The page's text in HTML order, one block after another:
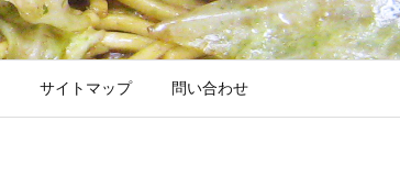
サイトマップ 問い合わせ